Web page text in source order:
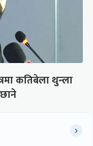
कतिबेला थुन्ला